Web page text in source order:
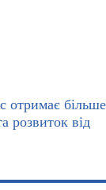
отримає більше
розвиток від